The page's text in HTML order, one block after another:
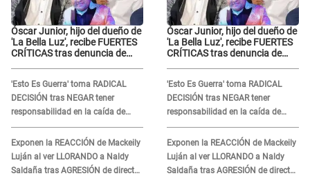
Óscar Junior, hijo del dueño de
'La Bella Luz', recibe FUERTES
CRÍTICAS tras denuncia de
'Esto Es Guerra' toma RADICAL
DECISIÓN tras NEGAR tener
responsabilidad en la caída de
Kevin Díaz desde 8 metros de
altura
Exponen la REACCIÓN de Mackeily
Luján al ver LLORANDO a Naldy
Saldaña tras AGRESIÓN de director
Óscar Junior, hijo del dueño de
'La Bella Luz', recibe FUERTES
CRÍTICAS tras denuncia de
'Esto Es Guerra' toma RADICAL
DECISIÓN tras NEGAR tener
responsabilidad en la caída de
Kevin Díaz desde 8 metros de
altura
Exponen la REACCIÓN de Mackeily
Luján al ver LLORANDO a Naldy
Saldaña tras AGRESIÓN de director